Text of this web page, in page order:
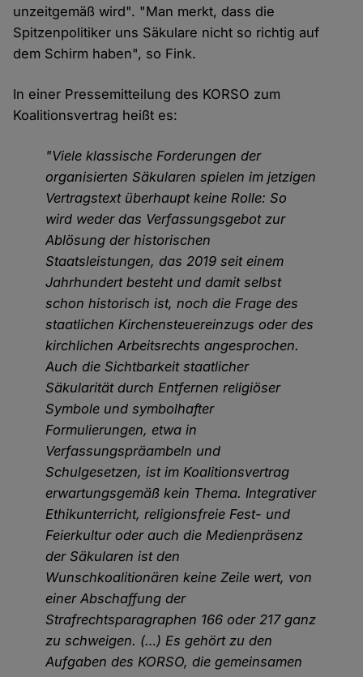
unzeitgemäß wird". "Man merkt, dass die
Spitzenpolitiker uns Säkulare nicht so richtig auf
dem Schirm haben", so Fink.
In einer Pressemitteilung des KORSO zum
Koalitionsvertrag heißt es:
"Viele klassische Forderungen der
organisierten Säkularen spielen im jetzigen
Vertragstext überhaupt keine Rolle: So
wird weder das Verfassungsgebot zur
Ablösung der historischen
Staatsleistungen, das 2019 seit einem
Jahrhundert besteht und damit selbst
schon historisch ist, noch die Frage des
staatlichen Kirchensteuereinzugs oder des
kirchlichen Arbeitsrechts angesprochen.
Auch die Sichtbarkeit staatlicher
Säkularität durch Entfernen religiöser
Symbole und symbolhafter
Formulierungen, etwa in
Verfassungspräambeln und
Schulgesetzen, ist im Koalitionsvertrag
erwartungsgemäß kein Thema. Integrativer
Ethikunterricht, religionsfreie Fest- und
Feierkultur oder auch die Medienpräsenz
der Säkularen ist den
Wunschkoalitionären keine Zeile wert, von
einer Abschaffung der
Strafrechtsparagraphen 166 oder 217 ganz
zu schweigen. (…) Es gehört zu den
Aufgaben des KORSO, die gemeinsamen